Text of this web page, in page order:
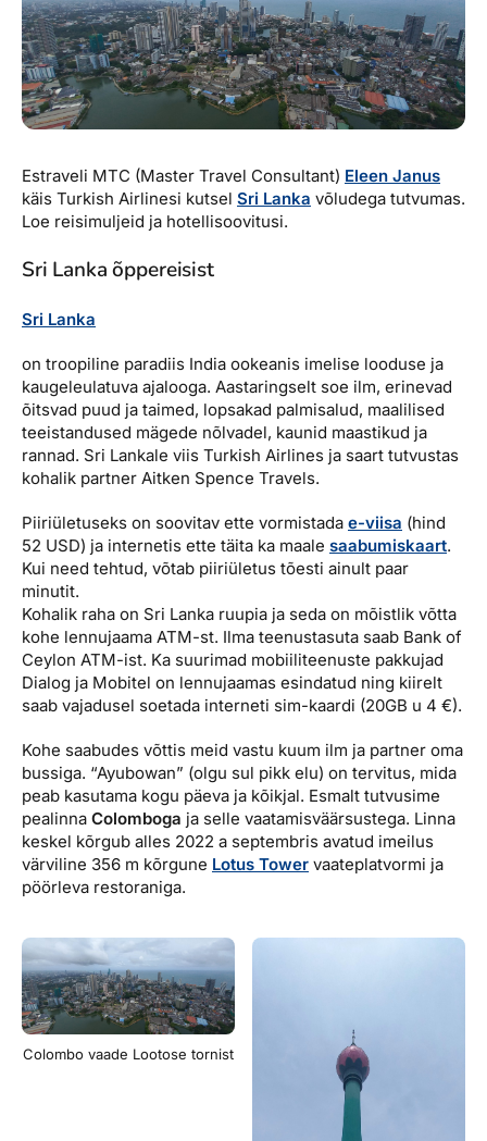
Reisitarvete e-pood
Airalo eSIM
Reisija meelespea
Kuldkaart
Platinum Club
Püsisoodustused
Meist
Ettevõttest, kontaktid, reisikonsultandi teenus, tule
tööle, uudised...
Ettevõttest
Kontaktid
Reisikonsultandi teenus
Uudised
Estraveli MTC (Master Travel Consultant) Eleen Janus
käis Turkish Airlinesi kutsel Sri Lanka võludega tutvumas.
Loe reisimuljeid ja hotellisoovitusi.
Sri Lanka õppereisist
Sri Lanka
on troopiline paradiis India ookeanis imelise looduse ja
kaugeleulatuva ajalooga. Aastaringselt soe ilm, erinevad
õitsvad puud ja taimed, lopsakad palmisalud, maalilised
teeistandused mägede nõlvadel, kaunid maastikud ja
rannad. Sri Lankale viis Turkish Airlines ja saart tutvustas
kohalik partner Aitken Spence Travels.
Piiriületuseks on soovitav ette vormistada e-viisa (hind
52 USD) ja internetis ette täita ka maale saabumiskaart.
Kui need tehtud, võtab piiriületus tõesti ainult paar
minutit.
Kohalik raha on Sri Lanka ruupia ja seda on mõistlik võtta
kohe lennujaama ATM-st. Ilma teenustasuta saab Bank of
Ceylon ATM-ist. Ka suurimad mobiiliteenuste pakkujad
Dialog ja Mobitel on lennujaamas esindatud ning kiirelt
saab vajadusel soetada interneti sim-kaardi (20GB u 4 €).
Kohe saabudes võttis meid vastu kuum ilm ja partner oma
bussiga. “Ayubowan” (olgu sul pikk elu) on tervitus, mida
peab kasutama kogu päeva ja kõikjal. Esmalt tutvusime
pealinna Colomboga ja selle vaatamisväärsustega. Linna
keskel kõrgub alles 2022 a septembris avatud imeilus
värviline 356 m kõrgune Lotus Tower vaateplatvormi ja
pöörleva restoraniga.
Colombo vaade Lootose tornist